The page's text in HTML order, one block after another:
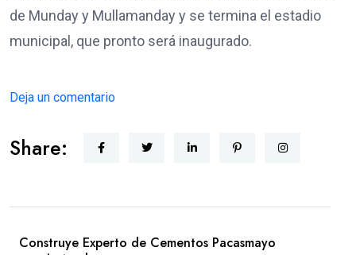
de Munday y Mullamanday y se termina el estadio
municipal, que pronto será inaugurado.
Deja un comentario
Share:
Construye Experto de Cementos Pacasmayo